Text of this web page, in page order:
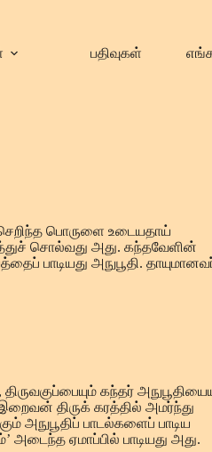
பதிவுகள்
செறிந்த பொருளை உடையதாய்
சொல்வது அது. கந்தவேளின்
பாடியது அநுபூதி.
கந்தர்
இறைவன் திருக் கரத்தில் அமர்ந்து
அநுபூதிப் பாடல்களைப் பாடிய
அடைந்த ஏமாப்பில் பாடியது அது.